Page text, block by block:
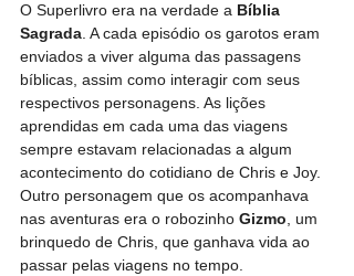
O Superlivro era na verdade a Bíblia
Sagrada . A cada episódio os garotos eram
enviados a viver alguma das passagens
bíblicas, assim como interagir com seus
respectivos personagens. As lições
aprendidas em cada uma das viagens
sempre estavam relacionadas a algum
acontecimento do cotidiano de Chris e Joy.
Outro personagem que os acompanhava
nas aventuras era o robozinho Gizmo , um
brinquedo de Chris, que ganhava vida ao
passar pelas viagens no tempo.